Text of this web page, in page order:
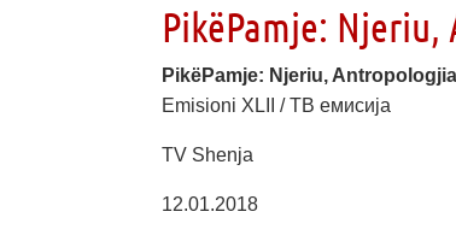
PikëPamje:
PikëPamje: Njeriu,
Emisioni XLII / ТВ емисија
TV Shenja
12.01.2018